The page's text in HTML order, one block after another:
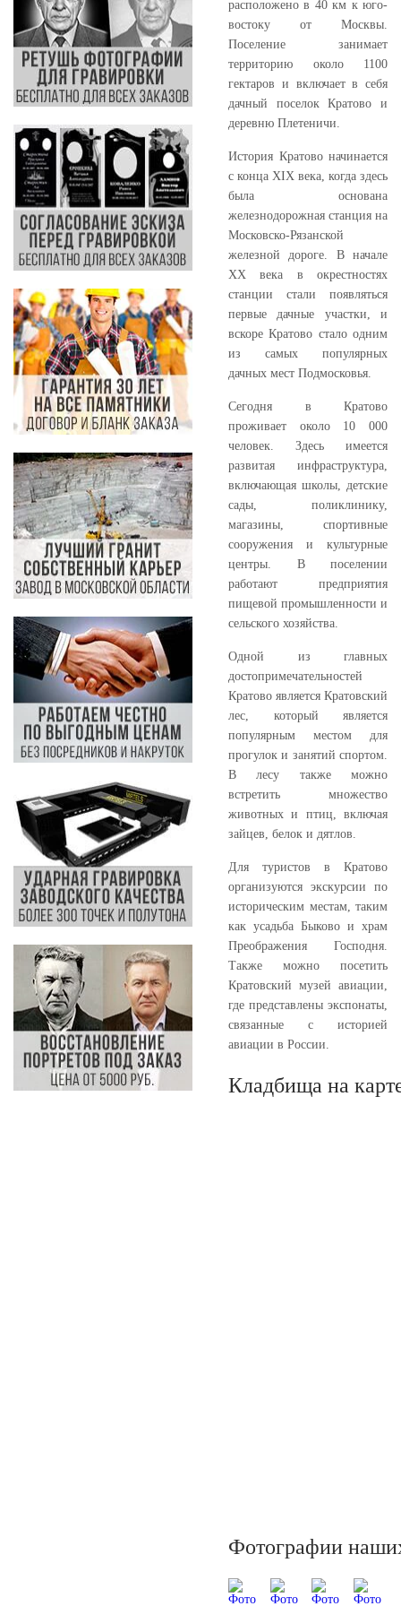
расположено в 40 км к юго-
востоку от Москвы.
Поселение занимает
территорию около 1100
гектаров и включает в себя
дачный поселок Кратово и
деревню Плетеничи.
История Кратово начинается
с конца XIX века, когда здесь
была основана
железнодорожная станция на
Московско-Рязанской
железной дороге. В начале
XX века в окрестностях
станции стали появляться
первые дачные участки, и
вскоре Кратово стало одним
из самых популярных
дачных мест Подмосковья.
Сегодня в Кратово
проживает около 10 000
человек. Здесь имеется
развитая инфраструктура,
включающая школы, детские
сады, поликлинику,
магазины, спортивные
сооружения и культурные
центры. В поселении
работают предприятия
пищевой промышленности и
сельского хозяйства.
Одной из главных
достопримечательностей
Кратово является Кратовский
лес, который является
популярным местом для
прогулок и занятий спортом.
В лесу также можно
встретить множество
животных и птиц, включая
зайцев, белок и дятлов.
Для туристов в Кратово
организуются экскурсии по
историческим местам, таким
как усадьба Быково и храм
Преображения Господня.
Также можно посетить
Кратовский музей авиации,
где представлены экспонаты,
связанные с историей
авиации в России.
Кладбища на
Фотографии